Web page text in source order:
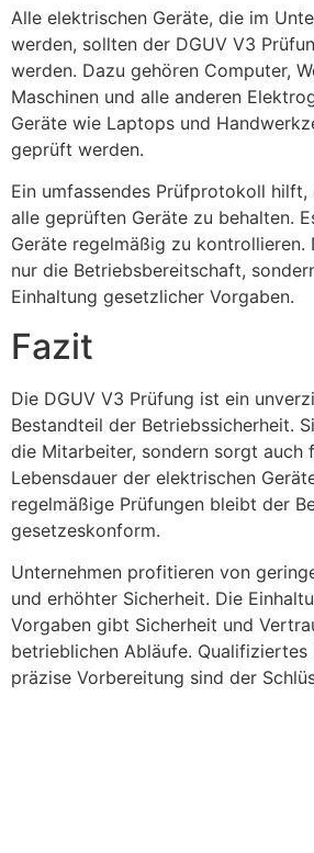
Alle elektrischen Geräte, die im
werden, sollten der DGUV V3
werden. Dazu gehören Computer,
Maschinen und alle anderen
Geräte wie Laptops und
geprüft werden.
Ein umfassendes Prüfprotokoll
alle geprüften Geräte zu behalten.
Geräte regelmäßig zu kontrollieren.
nur die Betriebsbereitschaft,
Einhaltung gesetzlicher Vorgaben.
Fazit
Die DGUV V3 Prüfung ist ein
Bestandteil der Betriebssicherheit.
die Mitarbeiter, sondern sorgt auch
Lebensdauer der elektrischen
regelmäßige Prüfungen bleibt der
gesetzeskonform.
Unternehmen profitieren von
und erhöhter Sicherheit. Die
Vorgaben gibt Sicherheit und
betrieblichen Abläufe. Qualifiziertes
präzise Vorbereitung sind der